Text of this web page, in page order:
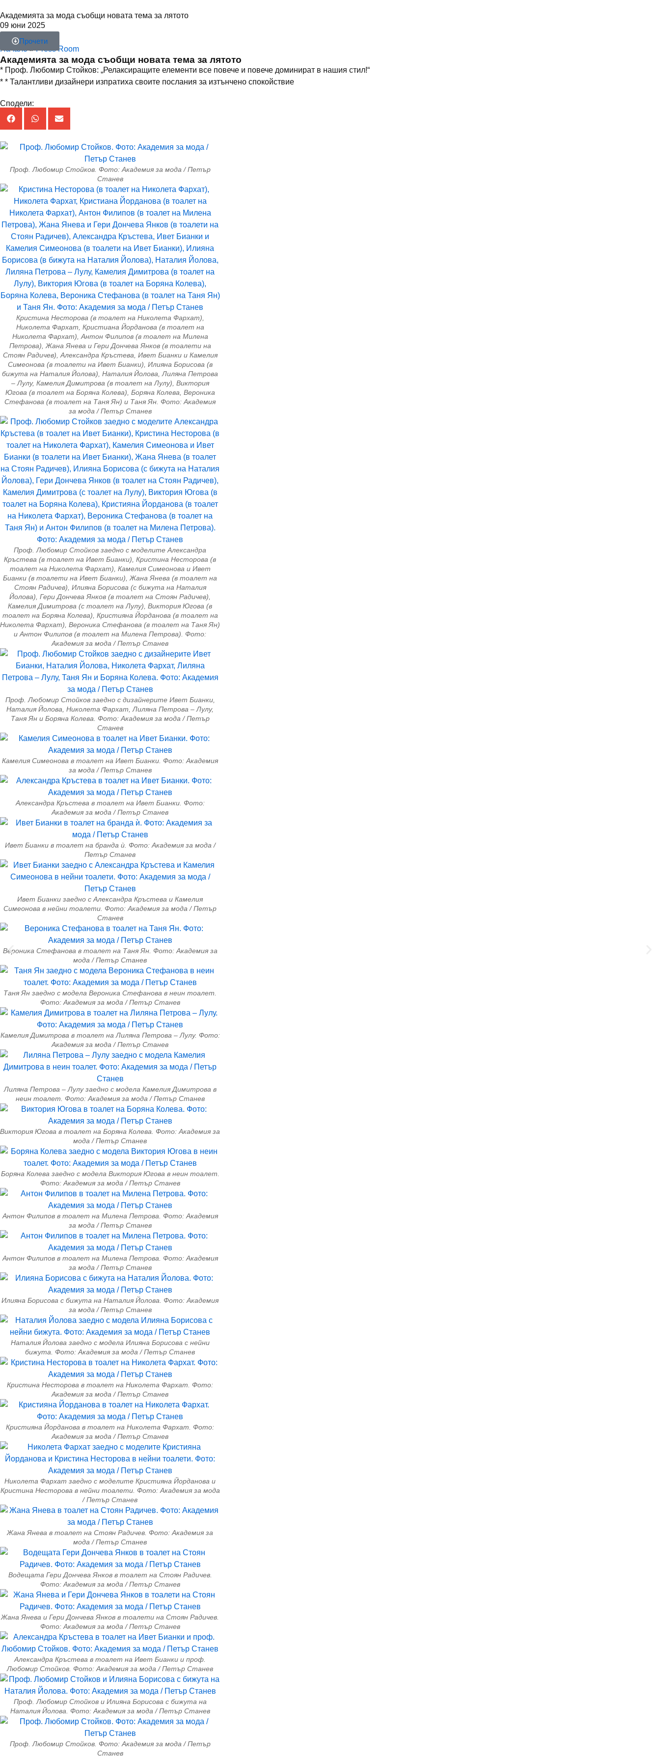
Академията за мода съобщи новата тема за лятото
09 юни 2025
Прочети
Начало»Press Room
Академията за мода съобщи новата тема за лятото
* Проф. Любомир Стойков: „Релаксиращите елементи все повече и повече доминират в нашия стил!“
* * Талантливи дизайнери изпратиха своите послания за изтънчено спокойствие
Сподели:
Проф. Любомир Стойков. Фото: Академия за мода / Петър
Станев
Кристина Несторова (в тоалет на Николета Фархат),
Николета Фархат, Кристиана Йорданова (в тоалет на
Николета Фархат), Антон Филипов (в тоалет на Милена
Петрова), Жана Янева и Гери Дончева Янков (в тоалети на
Стоян Радичев), Александра Кръстева, Ивет Бианки и Камелия
Симеонова (в тоалети на Ивет Бианки), Илияна Борисова (в
бижута на Наталия Йолова), Наталия Йолова, Лиляна Петрова
– Лулу, Камелия Димитрова (в тоалет на Лулу), Виктория
Югова (в тоалет на Боряна Колева), Боряна Колева, Вероника
Стефанова (в тоалет на Таня Ян) и Таня Ян. Фото: Академия
за мода / Петър Станев
Проф. Любомир Стойков заедно с моделите Александра
Кръстева (в тоалет на Ивет Бианки), Кристина Несторова (в
тоалет на Николета Фархат), Камелия Симеонова и Ивет
Бианки (в тоалети на Ивет Бианки), Жана Янева (в тоалет на
Стоян Радичев), Илияна Борисова (с бижута на Наталия
Йолова), Гери Дончева Янков (в тоалет на Стоян Радичев),
Камелия Димитрова (с тоалет на Лулу), Виктория Югова (в
тоалет на Боряна Колева), Кристияна Йорданова (в тоалет на
Николета Фархат), Вероника Стефанова (в тоалет на Таня Ян)
и Антон Филипов (в тоалет на Милена Петрова). Фото:
Академия за мода / Петър Станев
Проф. Любомир Стойков заедно с дизайнерите Ивет Бианки,
Наталия Йолова, Николета Фархат, Лиляна Петрова – Лулу,
Таня Ян и Боряна Колева. Фото: Академия за мода / Петър
Станев
Камелия Симеонова в тоалет на Ивет Бианки. Фото: Академия
за мода / Петър Станев
Александра Кръстева в тоалет на Ивет Бианки. Фото:
Академия за мода / Петър Станев
Ивет Бианки в тоалет на бранда ѝ. Фото: Академия за мода /
Петър Станев
Ивет Бианки заедно с Александра Кръстева и Камелия
Симеонова в нейни тоалети. Фото: Академия за мода / Петър
Станев
Вероника Стефанова в тоалет на Таня Ян. Фото: Академия за
мода / Петър Станев
Таня Ян заедно с модела Вероника Стефанова в неин тоалет.
Фото: Академия за мода / Петър Станев
Камелия Димитрова в тоалет на Лиляна Петрова – Лулу. Фото:
Академия за мода / Петър Станев
Лиляна Петрова – Лулу заедно с модела Камелия Димитрова в
неин тоалет. Фото: Академия за мода / Петър Станев
Виктория Югова в тоалет на Боряна Колева. Фото: Академия за
мода / Петър Станев
Боряна Колева заедно с модела Виктория Югова в неин тоалет.
Фото: Академия за мода / Петър Станев
Антон Филипов в тоалет на Милена Петрова. Фото: Академия
за мода / Петър Станев
Антон Филипов в тоалет на Милена Петрова. Фото: Академия
за мода / Петър Станев
Илияна Борисова с бижута на Наталия Йолова. Фото: Академия
за мода / Петър Станев
Наталия Йолова заедно с модела Илияна Борисова с нейни
бижута. Фото: Академия за мода / Петър Станев
Кристина Несторова в тоалет на Николета Фархат. Фото:
Академия за мода / Петър Станев
Кристияна Йорданова в тоалет на Николета Фархат. Фото:
Академия за мода / Петър Станев
Николета Фархат заедно с моделите Кристияна Йорданова и
Кристина Несторова в нейни тоалети. Фото: Академия за мода
/ Петър Станев
Жана Янева в тоалет на Стоян Радичев. Фото: Академия за
мода / Петър Станев
Водещата Гери Дончева Янков в тоалет на Стоян Радичев.
Фото: Академия за мода / Петър Станев
Жана Янева и Гери Дончева Янков в тоалети на Стоян Радичев.
Фото: Академия за мода / Петър Станев
Александра Кръстева в тоалет на Ивет Бианки и проф.
Любомир Стойков. Фото: Академия за мода / Петър Станев
Проф. Любомир Стойков и Илияна Борисова с бижута на
Наталия Йолова. Фото: Академия за мода / Петър Станев
Проф. Любомир Стойков. Фото: Академия за мода / Петър
Станев